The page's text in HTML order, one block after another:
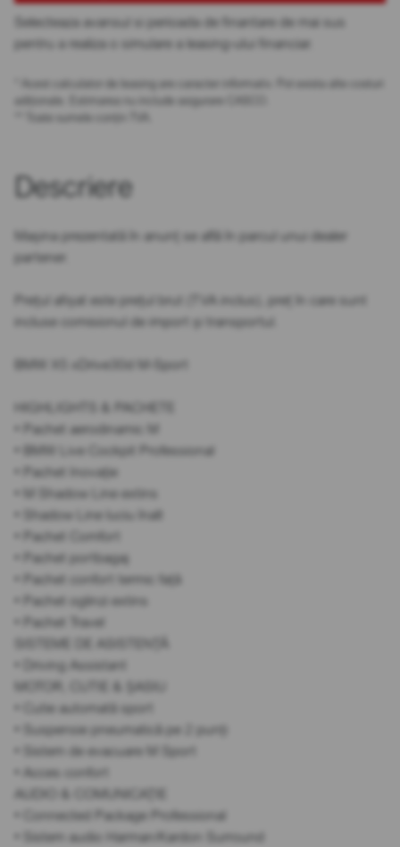
Selecteaza avansul si perioada de finantare de mai sus
pentru a realiza o simulare a leasing-ului financiar.
* Acest calculator de leasing are caracter informativ. Pot exista alte costuri
adiționale. Estimarea nu include asigurare CASCO.
** Toate sumele conțin TVA.
Descriere
Mașina prezentată în anunț se află în parcul unui dealer
partener.
Prețul afișat este prețul brut (TVA inclus), preț în care sunt
incluse comisionul de import și transportul.
BMW X5 xDrive30d M-Sport
HIGHLIGHTS & PACHETE
• Pachet aerodinamic M
• BMW Live Cockpit Professional
• Pachet Inovație
• M Shadow Line extins
• Shadow Line luciu înalt
• Pachet Comfort
• Pachet portbagaj
• Pachet confort termic față
• Pachet oglinzi extins
• Pachet Travel
SISTEME DE ASISTENȚĂ
• Driving Assistant
MOTOR, CUTIE & ȘASIU
• Cutie automată sport
• Suspensie pneumatică pe 2 punți
• Sistem de evacuare M Sport
• Acces confort
AUDIO & COMUNICAȚIE
• Connected Package Professional
• Sistem audio Harman/Kardon Surround